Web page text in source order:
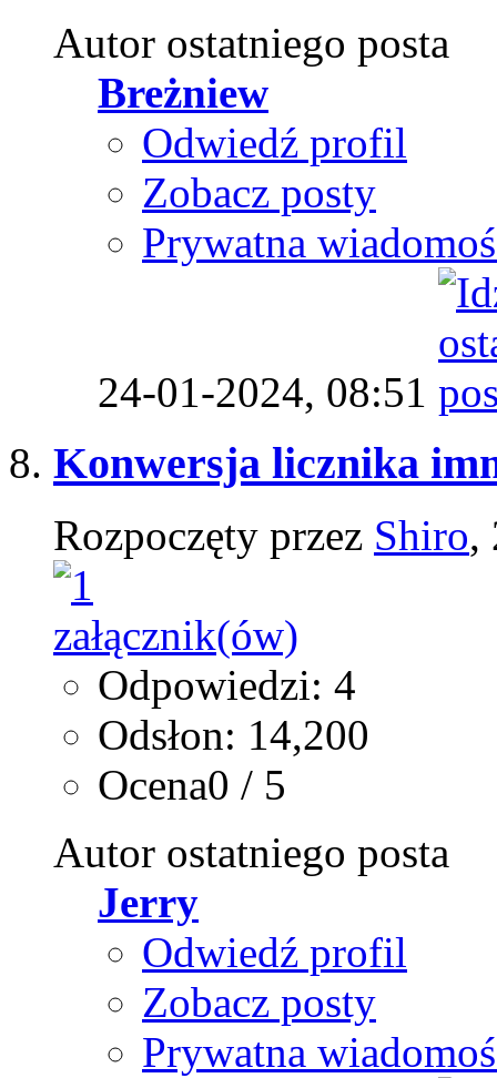
Autor ostatniego posta
Breżniew
Odwiedź profil
Zobacz posty
Prywatna
24-01-2024, 08:51
Konwersja licznika
Rozpoczęty przez Shiro,
Odpowiedzi: 4
Odsłon: 14,200
Ocena0 / 5
Autor ostatniego posta
Jerry
Odwiedź profil
Zobacz posty
Prywatna